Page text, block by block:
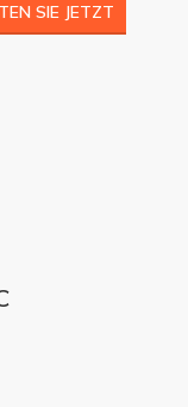
SIE JETZT